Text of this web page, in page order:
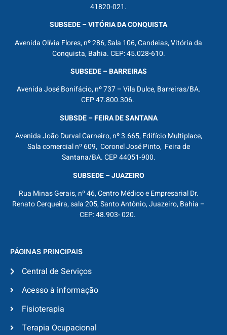
41820-021.
SUBSEDE – VITÓRIA DA CONQUISTA
Avenida Olívia Flores, nº 286, Sala 106, Candeias, Vitória da
Conquista, Bahia. CEP: 45.028-610.
SUBSEDE – BARREIRAS
Avenida José Bonifácio, nº 737 – Vila Dulce, Barreiras/BA.
CEP 47.800.306.
SUBSDE – FEIRA DE SANTANA
Avenida João Durval Carneiro, nº 3.665, Edifício Multiplace,
Sala comercial nº 609, Coronel José Pinto, Feira de
Santana/BA. CEP 44051-900.
SUBSEDE – JUAZEIRO
Rua Minas Gerais, nº 46, Centro Médico e Empresarial Dr.
Renato Cerqueira, sala 205, Santo Antônio, Juazeiro, Bahia –
CEP: 48.903- 020.
PÁGINAS PRINCIPAIS
Central de Serviços
Acesso à informação
Fisioterapia
Terapia Ocupacional